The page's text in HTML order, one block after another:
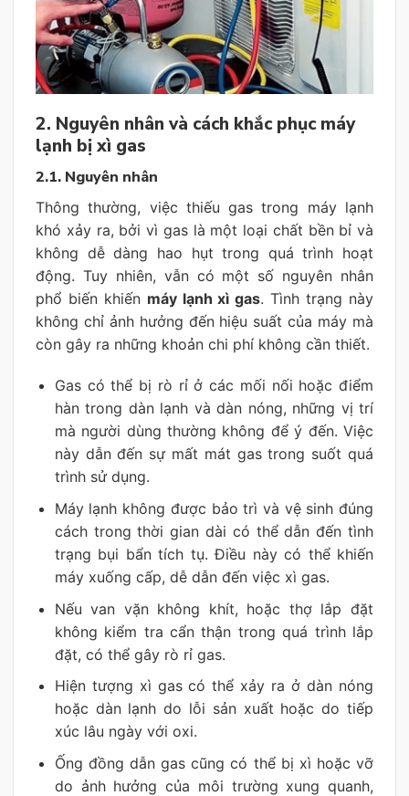
2. Nguyên nhân và cách khắc phục máy
lạnh bị xì gas
2.1. Nguyên nhân
Thông thường, việc thiếu gas trong máy lạnh
khó xảy ra, bởi vì gas là một loại chất bền bỉ và
không dễ dàng hao hụt trong quá trình hoạt
động. Tuy nhiên, vẫn có một số nguyên nhân
phổ biến khiến máy lạnh xì gas. Tình trạng này
không chỉ ảnh hưởng đến hiệu suất của máy mà
còn gây ra những khoản chi phí không cần thiết.
Gas có thể bị rò rỉ ở các mối nối hoặc điểm
hàn trong dàn lạnh và dàn nóng, những vị trí
mà người dùng thường không để ý đến. Việc
này dẫn đến sự mất mát gas trong suốt quá
trình sử dụng.
Máy lạnh không được bảo trì và vệ sinh đúng
cách trong thời gian dài có thể dẫn đến tình
trạng bụi bẩn tích tụ. Điều này có thể khiến
máy xuống cấp, dễ dẫn đến việc xì gas.
Nếu van vặn không khít, hoặc thợ lắp đặt
không kiểm tra cẩn thận trong quá trình lắp
đặt, có thể gây rò rỉ gas.
Hiện tượng xì gas có thể xảy ra ở dàn nóng
hoặc dàn lạnh do lỗi sản xuất hoặc do tiếp
xúc lâu ngày với oxi.
Ống đồng dẫn gas cũng có thể bị xì hoặc vỡ
do ảnh hưởng của môi trường xung quanh,